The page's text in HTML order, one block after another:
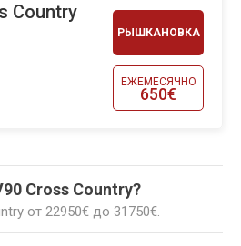
РЫШКАНОВКА
ЕЖЕМЕСЯЧНО
650€
Country
Cross Country?
от 22950€ до 31750€.